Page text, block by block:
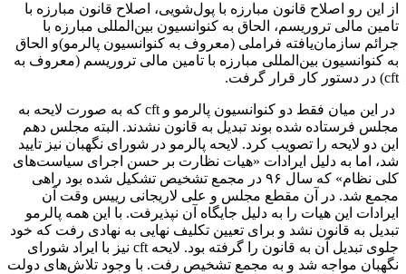
از این رو اصلاح قانون مبارزه با پول‌شویی، اصلاح قانون مبارزه با
تامین مالی تروریسم، الحاق به کنوانسیون بین‌المللی مبارزه با
جرائم سازمان‌یافته فراملی (معروف به کنوانسیون پالرمو)و الحاق
به کنوانسیون بین‌المللی مبارزه با تامین مالی تروریسم (معروف به
cft) در دستور کار قرار گرفت.
در این میان فقط دو کنوانسیون پالرمو و cft که به صورت لایحه به
مجلس فرستاده شده بوند تبدیل به قانون نشدند. البته مجلس دهم
این دو لایحه را تصویب کرد. لایحه پالرمو در شورای نگهبان نیز تایید
شد، اما به دلیل ایرادات «هیات نظارت بر حسن اجرای سیاست‌های
کلی نظام» که سال ۹۶ در مجمع تشخیص تشکیل شده بود راهی
مجمع شد. در آن مقطع مجلس و علی لاریجانی رییس وقت آن
ایرادات این هیات را به دلیل جایگاه آن نپذیرفت. با این همه پالرمو
تبدیل به قانون نشد و برای تعیین تکلیف نهایی به نهادی رفت که خود
جلوی تبدیل آن به قانون را گرفته بود. لایحه cft نیز با ایراد شورای
نگهبان مواجه شد و به مجمع تشخیص رفت. با وجود تلاش‌های دولت